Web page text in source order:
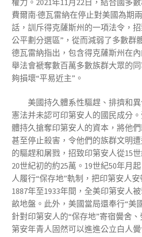
費爾南·德瓦雷納在停止對美國為期
話，訓斥得克薩斯州的一項法令，
公平劃分選區”，從而減弱了多數群
德瓦雷納指出，包含得克薩斯州在
舉法會褫奪數百萬多數族群大眾的
夠損壞“平易近主”。
美國持久體系性驅趕、排擠和
憲法并未認可印第安人的國民成分
體持久搶奪印第安人的資本，將他
甚至停止殺害，令他們的族群文明
的驅趕和屠戮，招致印第安人從15
20世紀初的約25萬。19世紀50年月
人履行“保存地”軌制，把印第安人
1887年至1933年間，全美印第安人
畝地盤。此外，美國當局還奉行“美
針對印第安人的“保存地”寄宿黌舍
第安年青人固然可以進進公立白人